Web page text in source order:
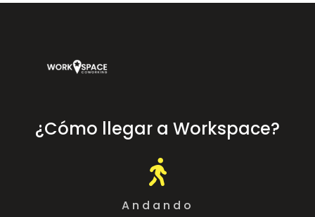
¿Cómo llegar a Workspace?

Andando